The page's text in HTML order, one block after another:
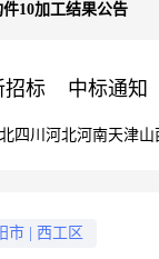
10加工结果公告
招标 中标通知
四川 河北河南天津山
市 西工区